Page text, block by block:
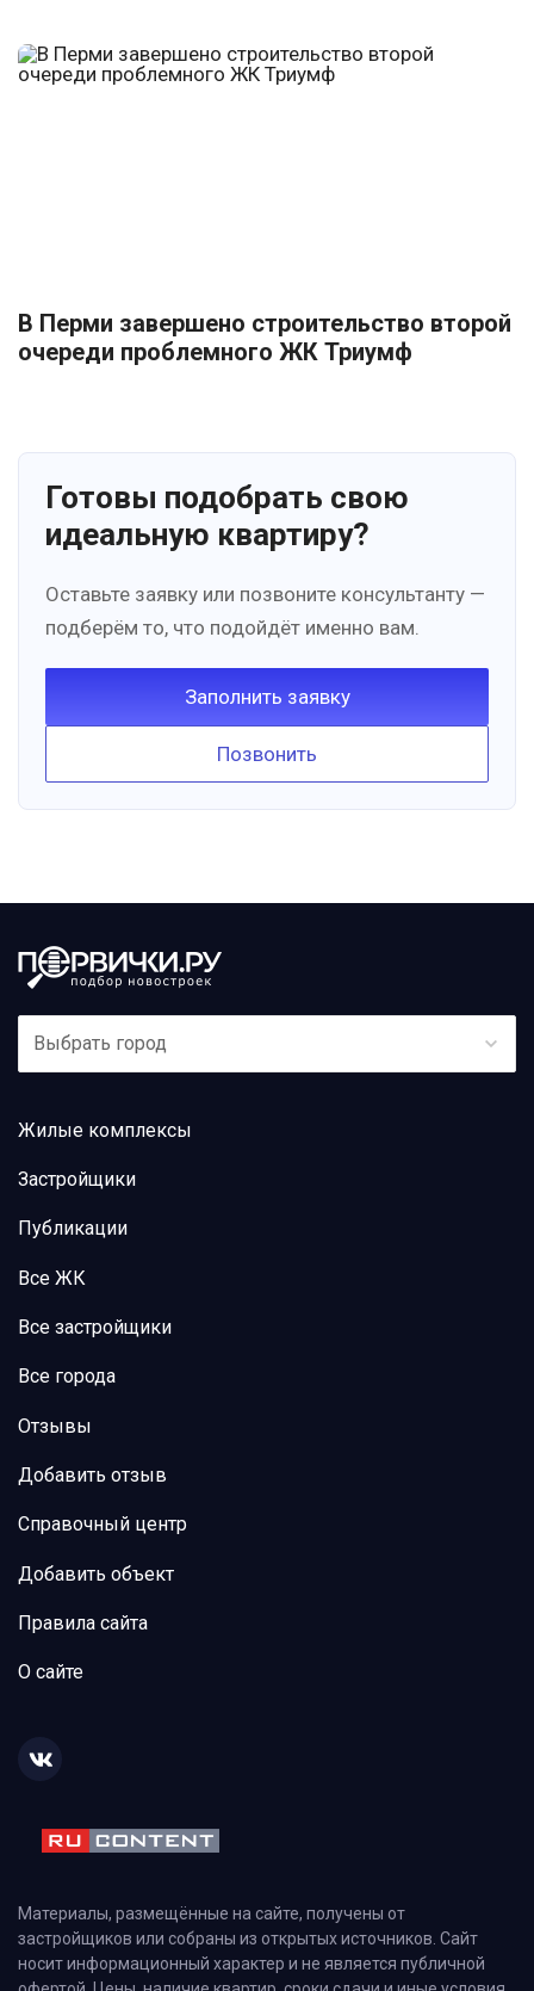
В Перми завершено строительство второй
очереди проблемного ЖК Триумф
Готовы подобрать свою
идеальную квартиру?
Оставьте заявку или позвоните консультанту —
подберём то, что подойдёт именно вам.
Заполнить заявку
Позвонить
Выбрать город
Жилые комплексы
Застройщики
Публикации
Все ЖК
Все застройщики
Все города
Отзывы
Добавить отзыв
Справочный центр
Добавить объект
Правила сайта
О сайте
Материалы, размещённые на сайте, получены от
застройщиков или собраны из открытых источников. Сайт
носит информационный характер и не является публичной